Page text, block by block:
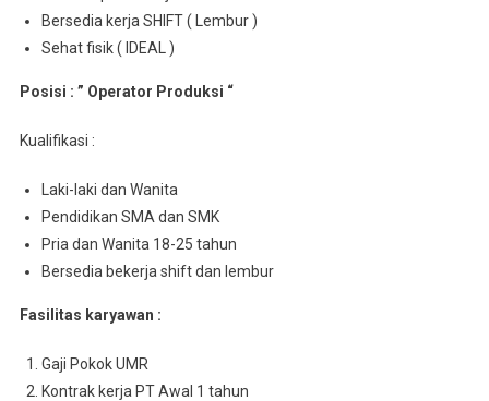
Bersedia kerja SHIFT ( Lembur )
Sehat fisik ( IDEAL )
Posisi : ” Operator Produksi “
Kualifikasi :
Laki-laki dan Wanita
Pendidikan SMA dan SMK
Pria dan Wanita 18-25 tahun
Bersedia bekerja shift dan lembur
Fasilitas karyawan :
Gaji Pokok UMR
Kontrak kerja PT Awal 1 tahun